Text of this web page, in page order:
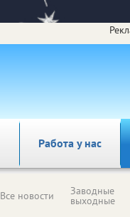
Работа у нас
Все новости Заводные
выходные